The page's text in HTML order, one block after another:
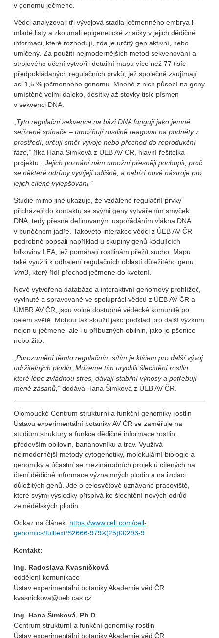
v genomu ječmene.
Vědci analyzovali tři vývojová stadia ječmenného embrya i
mladé listy a zkoumali epigenetické značky v jejich dědičné
informaci, které rozhodují, zda je určitý gen aktivní, nebo
umlčený. Za použití nejmodernějších metod sekvenování a
strojového učení vytvořili detailní mapu více než 77 tisíc
předpokládaných regulačních prvků, jež společně zaujímají
asi 1,5 % ječmenného genomu. Mnohé z nich působí na geny
umístěné velmi daleko, desítky až stovky tisíc písmen
v sekvenci DNA.
„Tyto regulační sekvence na bázi DNA fungují jako jemně
seřízené spínače – umožňují rostlině reagovat na podněty z
prostředí, určují směr vývoje nebo přechod do reprodukční
fáze,“ říká Hana Šimková z ÚEB AV ČR, hlavní řešitelka
projektu. „Jejich poznání nám umožní přesněji pochopit, proč
se některé odrůdy vyvíjejí odlišně, a nabízí nové nástroje pro
jejich cílené vylepšování.“
Studie mimo jiné ukazuje, že vzdálené regulační prvky
přicházejí do kontaktu se svými geny vytvářením smyček
DNA, tedy přesně definovaným uspořádáním vlákna DNA
v buněčném jádře. Takovéto interakce vědci z ÚEB AV ČR
podrobně popsali například u skupiny genů kódujících
bílkoviny LEA, jež pomáhají rostlinám přežít sucho. Mapu
také využili k odhalení regulačních oblastí důležitého genu
Vrn3, který řídí přechod ječmene do kvetení.
Nově vytvořená databáze a interaktivní genomový prohlížeč,
vyvinuté a spravované ve spolupráci vědců z ÚEB AV ČR a
ÚMBR AV ČR, jsou volně dostupné vědecké komunitě po
celém světě. Mohou tak sloužit jako podklad pro další výzkum
nejen u ječmene, ale i u příbuzných obilnin, jako je pšenice
nebo žito.
„Porozumění těmto regulačním sítím je klíčem pro další vývoj
udržitelných plodin. Můžeme tím urychlit šlechtění rostlin,
které lépe zvládnou stres, dávají stabilní výnosy a potřebují
méně zásahů,“ dodává Hana Šimková z ÚEB AV ČR.
Olomoucké Centrum strukturní a funkční genomiky rostlin
Ústavu experimentální botaniky AV ČR se zaměřuje na
studium struktury a funkce dědičné informace rostlin,
především obilovin, banánovníku a trav. Využívá
nejmodernější metody cytogenetiky, molekulární biologie a
genomiky a účastní se mezinárodních projektů cílených na
čtení dědičné informace významných plodin a na izolaci
důležitých genů. Jde o celosvětově uznávané pracoviště,
které svými výsledky přispívá ke šlechtění nových odrůd
zemědělských plodin.
Odkaz na článek: https://www.cell.com/cell-
genomics/fulltext/S2666-979X(25)00293-9
Kontakt:
Ing. Radoslava Kvasničková
oddělení komunikace
Ústav experimentální botaniky Akademie věd ČR
kvasnickova@ueb.cas.cz
Ing. Hana Šimková, Ph.D.
Centrum strukturní a funkční genomiky rostlin
Ústav experimentální botaniky Akademie věd ČR